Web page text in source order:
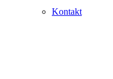
Kontakt